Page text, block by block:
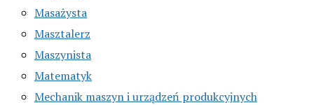
Masażysta
Masztalerz
Maszynista
Matematyk
Mechanik maszyn i urządzeń produkcyjnych